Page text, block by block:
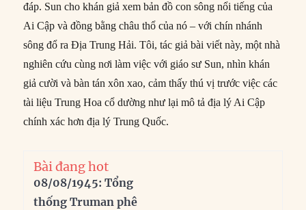
đáp. Sun cho khán giả xem bản đồ con sông nổi tiếng của
Ai Cập và đồng bằng châu thổ của nó – với chín nhánh
sông đổ ra Địa Trung Hải. Tôi, tác giả bài viết này, một nhà
nghiên cứu cùng nơi làm việc với giáo sư Sun, nhìn khán
giả cười và bàn tán xôn xao, cảm thấy thú vị trước việc các
tài liệu Trung Hoa cổ dường như lại mô tả địa lý Ai Cập
chính xác hơn địa lý Trung Quốc.
Bài đang hot
08/08/1945: Tổng
thống Truman phê